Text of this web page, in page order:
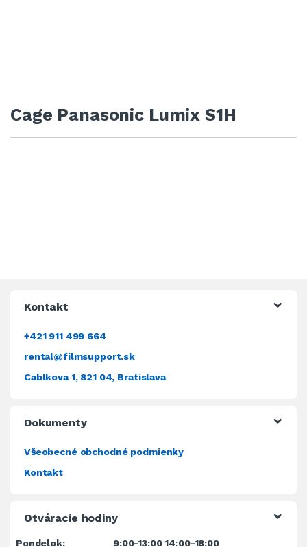
Cage Panasonic Lumix S1H
Kontakt
+421 911 499 664
rental@filmsupport.sk
Cablkova 1, 821 04, Bratislava
Dokumenty
Všeobecné obchodné podmienky
Kontakt
Otváracie hodiny
Pondelok: 9:00-13:00 14:00-18:00